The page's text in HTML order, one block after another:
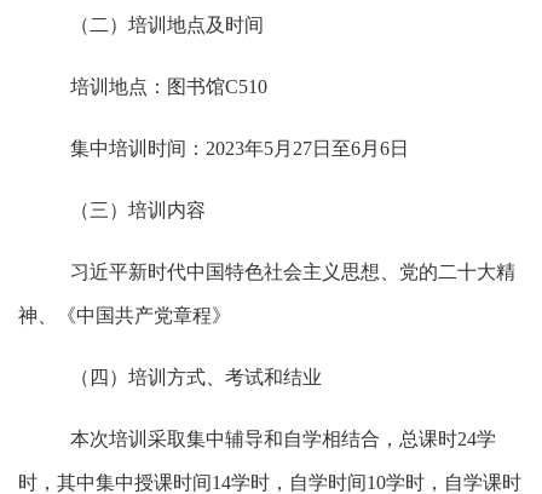
（二）培训地点及时间
培训地点：图书馆C510
集中培训时间： 2023年5月27日至6月6日
（三）培训内容
习近平新时代中国特色社会主义思想、党的二十大精
神、《中国共产党章程》
（四）培训方式、考试和结业
本次培训采取集中辅导和自学相结合，总课时24学
时，其中集中授课时间14学时，自学时间10学时，自学课时